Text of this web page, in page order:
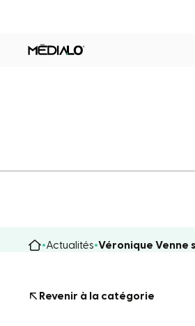
Actualités Véronique Venne
Revenir à la catégorie